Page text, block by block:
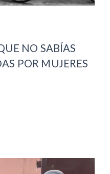
NO SABÍAS
POR MUJERES